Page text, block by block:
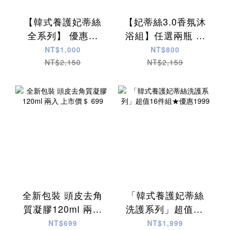
【韓式養護妃蒂絲
全系列】 優惠價
＄1000
NT$1,000
NT$2,150
【妃蒂絲3.0香氛沐
浴組】任選兩瓶 優
惠價＄800元
NT$800
NT$2,159
全新包裝 頭皮去角
質凝膠120ml 兩入
上市價＄ 699
NT$699
「韓式養護妃蒂絲
洗護系列」超值16
件組★優惠1999
NT$1,999